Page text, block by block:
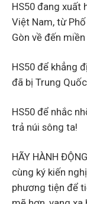
HS50 đang xuất
Việt Nam, từ
Gòn về đến miền
HS50 để khẳng
đã bị Trung
HS50 để nhắc
trả núi sông ta!
HÃY HÀNH
cùng ký kiến
phương tiện để